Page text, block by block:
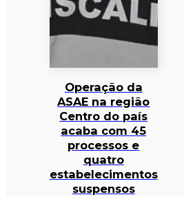
Operação da
ASAE na região
Centro do país
acaba com 45
processos e
quatro
estabelecimentos
suspensos